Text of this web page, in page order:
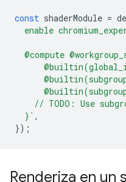
const shaderModule =
enable
@compute
// TODO: Use
  }`
,
});
Renderiza en un